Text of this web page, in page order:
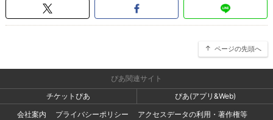
ページの先頭へ
ぴあ関連サイト
チケットぴあ
ぴあ(アプリ&Web)
会社案内
プライバシーポリシー
アクセスデータの利用・著作権等